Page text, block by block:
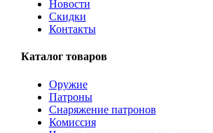
Новости
Скидки
Контакты
Каталог товаров
Оружие
Патроны
Снаряжение патронов
Комиссия